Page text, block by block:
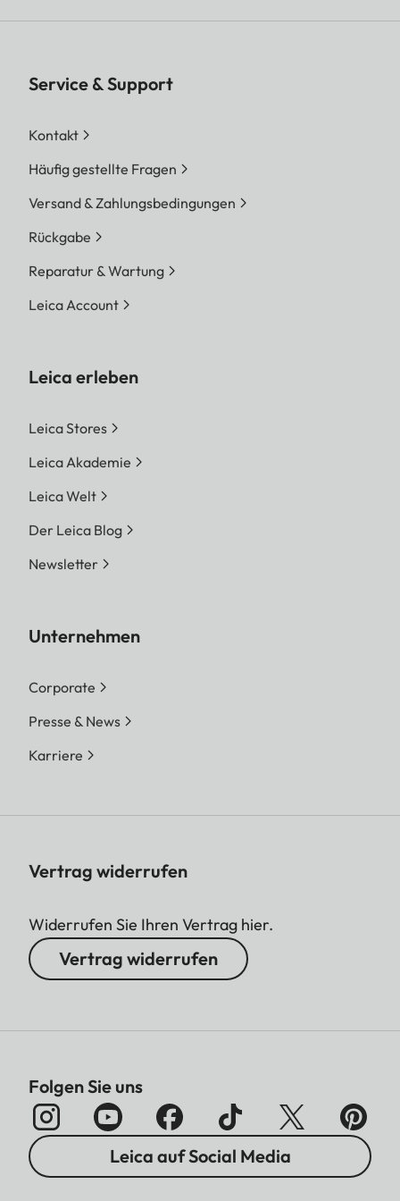
Service & Support
Kontakt
Häufig gestellte Fragen
Versand & Zahlungsbedingungen
Rückgabe
Reparatur & Wartung
Leica Account
Leica erleben
Leica Stores
Leica Akademie
Leica Welt
Der Leica Blog
Newsletter
Unternehmen
Corporate
Presse & News
Karriere
Vertrag widerrufen
Widerrufen Sie Ihren Vertrag hier.
Vertrag widerrufen
Folgen Sie uns
Leica auf Social Media